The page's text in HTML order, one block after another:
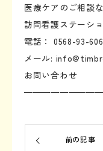
医療ケアのご相談
訪問看護ステーシ
電話： 0568-93-
メール:
お問い合わせ
前の記事